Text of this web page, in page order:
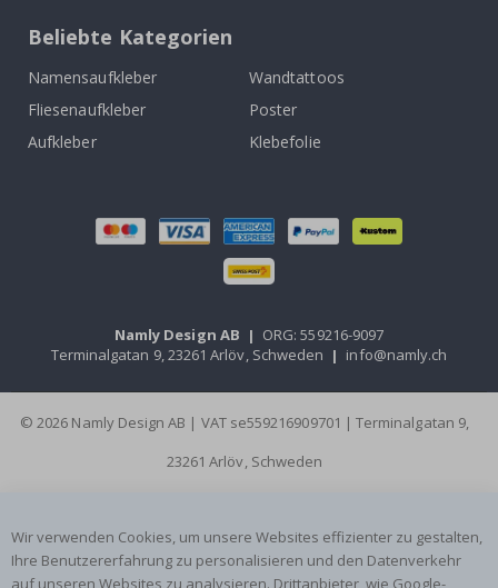
Beliebte Kategorien
Namensaufkleber
Wandtattoos
Fliesenaufkleber
Poster
Aufkleber
Klebefolie
Namly Design AB | ORG: 559216-9097
Terminalgatan 9, 23261 Arlöv, Schweden | info@namly.ch
© 2026 Namly Design AB | VAT se559216909701 | Terminalgatan 9,
23261 Arlöv, Schweden
Wir verwenden Cookies, um unsere Websites effizienter zu gestalten,
Ihre Benutzererfahrung zu personalisieren und den Datenverkehr
auf unseren Websites zu analysieren. Drittanbieter, wie Google-